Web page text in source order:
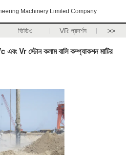
Machinery Limited Company
ভিডিও VR প্রদর্শন >>
স্টোন কলাম বালি কম্প্যাকশন মাটির